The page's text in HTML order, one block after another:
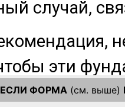
ЕСЛИ ФОРМА (см. выше)